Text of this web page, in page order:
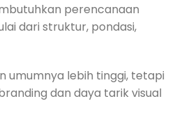
perencanaan
dari struktur, pondasi,
umumnya lebih tinggi, tetapi
dan daya tarik visual